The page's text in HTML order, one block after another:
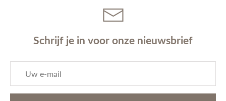
Schrijf je in voor onze nieuwsbrief